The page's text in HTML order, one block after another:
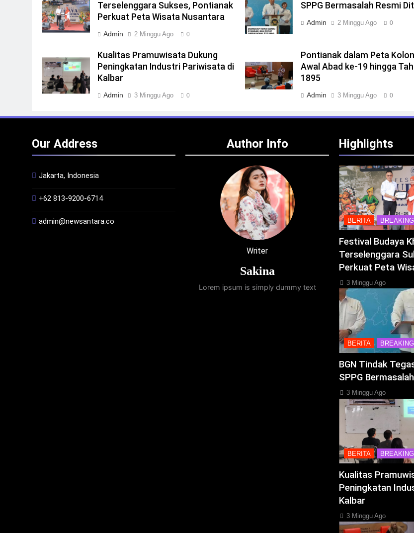
Terselenggara Sukses, Pontianak
Perkuat Peta Wisata Nusantara
Admin 2 Minggu Ago 0
SPPG Bermasalah Resmi
Admin 2 Minggu Ago 0
Kualitas Pramuwisata Dukung
Peningkatan Industri Pariwisata di
Kalbar
Admin 3 Minggu Ago 0
Pontianak dalam Peta
Awal Abad ke-19 hingga
1895
Admin 3 Minggu Ago 0
Our Address
Jakarta, Indonesia
+62 813-9200-6714
admin@newsantara.co
Author Info
Writer
Sakina
Lorem ipsum is simply dummy text
Highlights
BERITA
Festival Budaya
Terselenggara
Perkuat Peta
3 Minggu Ago
BERITA
BGN Tindak
SPPG
3 Minggu Ago
BERITA
Kualitas
Peningkatan
Kalbar
3 Minggu Ago